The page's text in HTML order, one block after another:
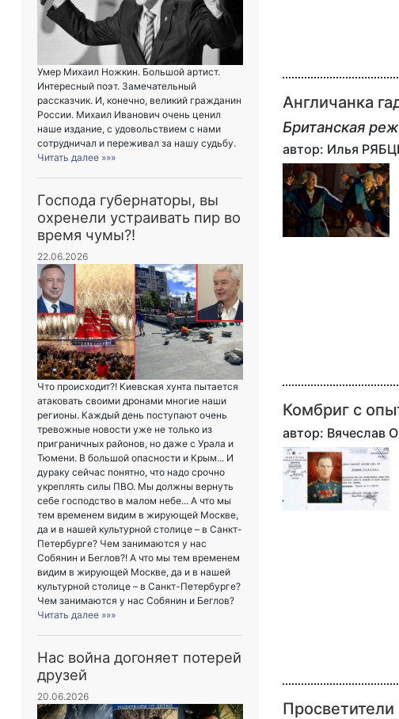
Умер Михаил Ножкин. Большой артист.
Интересный поэт. Замечательный
рассказчик. И, конечно, великий гражданин
России. Михаил Иванович очень ценил
наше издание, с удовольствием с нами
сотрудничал и переживал за нашу судьбу.
Читать далее »»»
Господа губернаторы, вы
охренели устраивать пир во
время чумы?!
22.06.2026
Что происходит?! Киевская хунта пытается
атаковать своими дронами многие наши
регионы. Каждый день поступают очень
тревожные новости уже не только из
приграничных районов, но даже с Урала и
Тюмени. В большой опасности и Крым... И
дураку сейчас понятно, что надо срочно
укреплять силы ПВО. Мы должны вернуть
себе господство в малом небе... А что мы
тем временем видим в жирующей Москве,
да и в нашей культурной столице – в Санкт-
Петербурге? Чем занимаются у нас
Собянин и Беглов?! А что мы тем временем
видим в жирующей Москве, да и в нашей
культурной столице – в Санкт-Петербурге?
Чем занимаются у нас Собянин и Беглов?
Читать далее »»»
Нас война догоняет потерей
друзей
20.06.2026
Англичанка
Британская
автор: Илья
Комбриг с
автор: Вячеслав
Просветители